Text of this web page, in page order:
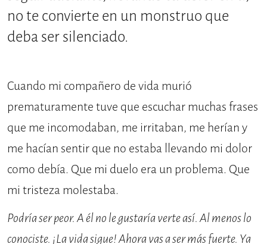
no te convierte en un monstruo que
deba ser silenciado.
Cuando mi compañero de vida murió
prematuramente tuve que escuchar muchas frases
que me incomodaban, me irritaban, me herían y
me hacían sentir que no estaba llevando mi dolor
como debía. Que mi duelo era un problema. Que
mi tristeza molestaba.
Podría ser peor. A él no le gustaría verte así. Al menos lo
conociste. ¡La vida sigue! Ahora vas a ser más fuerte. Ya